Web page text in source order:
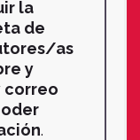
la
de
as
y
correo
.